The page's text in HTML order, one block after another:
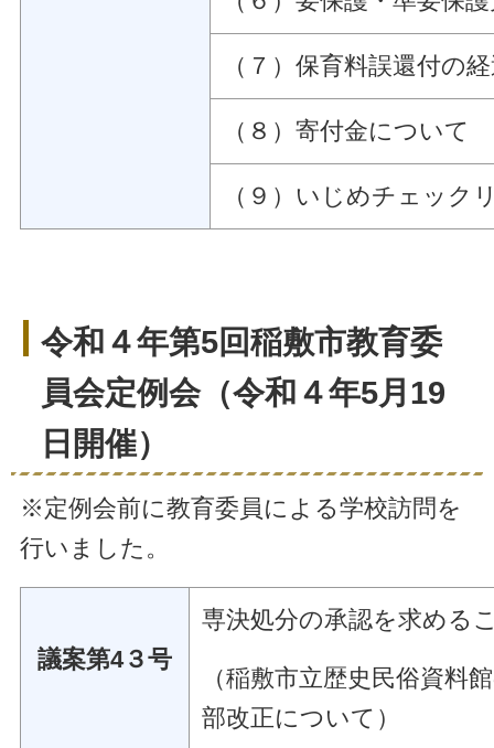
（７）保育料誤還付の
（８）寄付金について
（９）いじめチェック
令和４年第5回稲敷市教育委
員会定例会（令和４年5月19
日開催）
※定例会前に教育委員による学校訪問を
行いました。
議案第4３号
専決処分の承認を求める
（稲敷市立歴史民俗資料
部改正について）